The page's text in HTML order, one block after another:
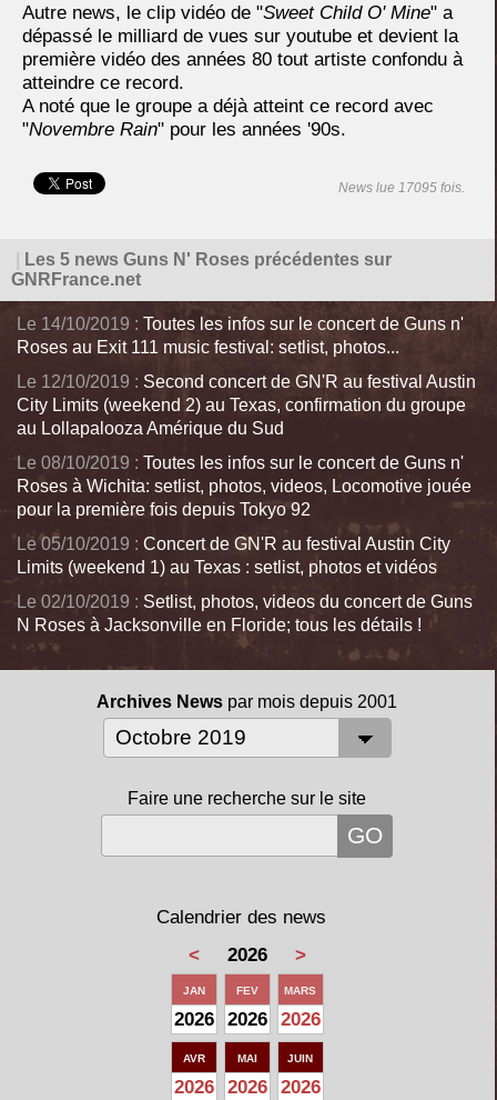
Autre news, le clip vidéo de "Sweet Child O' Mine" a
dépassé le milliard de vues sur youtube et devient la
première vidéo des années 80 tout artiste confondu à
atteindre ce record.
A noté que le groupe a déjà atteint ce record avec
"Novembre Rain" pour les années '90s.
News lue 17095 fois.
Les 5 news Guns N' Roses précédentes sur
GNRFrance.net
Le 14/10/2019 : Toutes les infos sur le concert de Guns n'
Roses au Exit 111 music festival: setlist, photos...
Le 12/10/2019 : Second concert de GN'R au festival Austin
City Limits (weekend 2) au Texas, confirmation du groupe
au Lollapalooza Amérique du Sud
Le 08/10/2019 : Toutes les infos sur le concert de Guns n'
Roses à Wichita: setlist, photos, videos, Locomotive jouée
pour la première fois depuis Tokyo 92
Le 05/10/2019 : Concert de GN'R au festival Austin City
Limits (weekend 1) au Texas : setlist, photos et vidéos
Le 02/10/2019 : Setlist, photos, videos du concert de Guns
N Roses à Jacksonville en Floride; tous les détails !
Archives News par mois depuis 2001
Faire une recherche sur le site
Calendrier des news
<
2026 >
JAN
2026
FEV
2026
MARS
2026
AVR
2026
MAI
2026
JUIN
2026